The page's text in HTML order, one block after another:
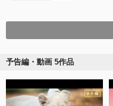
予告編・動画 5作品